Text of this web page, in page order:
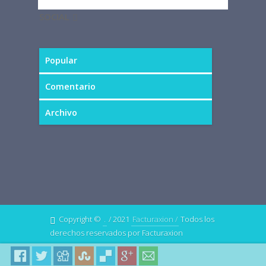
Popular
Comentario
Archivo
Copyright © . / 2021 Facturaxion / Todos los
derechos reservados por Facturaxion